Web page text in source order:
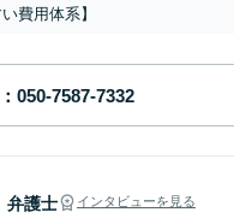
費用体系】
弁護士 インタビューを見る